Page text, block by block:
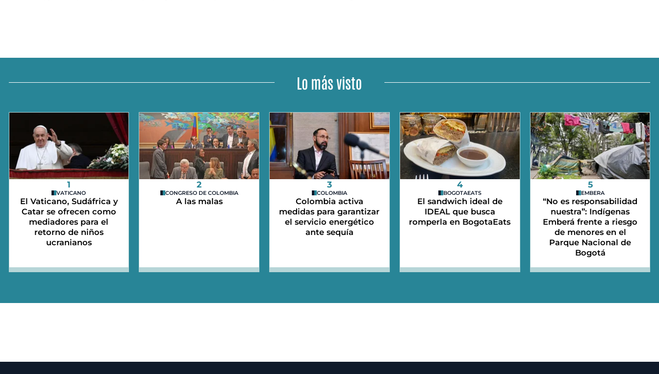
Lo más visto
1
VATICANO
El Vaticano, Sudáfrica y
Catar se ofrecen como
mediadores para el
retorno de niños
ucranianos
2
CONGRESO DE COLOMBIA
A las malas
3
COLOMBIA
Colombia activa
medidas para garantizar
el servicio energético
ante sequía
4
BOGOTAEATS
El sandwich ideal de
IDEAL que busca
romperla en BogotaEats
5
EMBERA
“No es responsabilidad
nuestra”: Indígenas
Emberá frente a riesgo
de menores en el
Parque Nacional de
Bogotá